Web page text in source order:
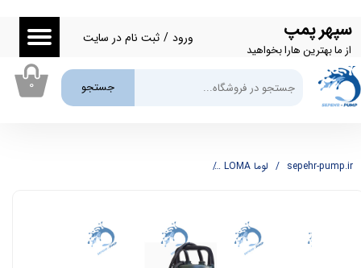
سپهر پمپ
از ما بهترین هارا بخواهید
جستجو
ورود / ثبت نام در سایت
حساب کاربری من
تغییر گذر واژه
سفارشات
۰
sepehr-pump.ir لوما LOMA